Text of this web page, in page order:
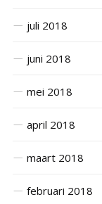
juli 2018
juni 2018
mei 2018
april 2018
maart 2018
februari 2018